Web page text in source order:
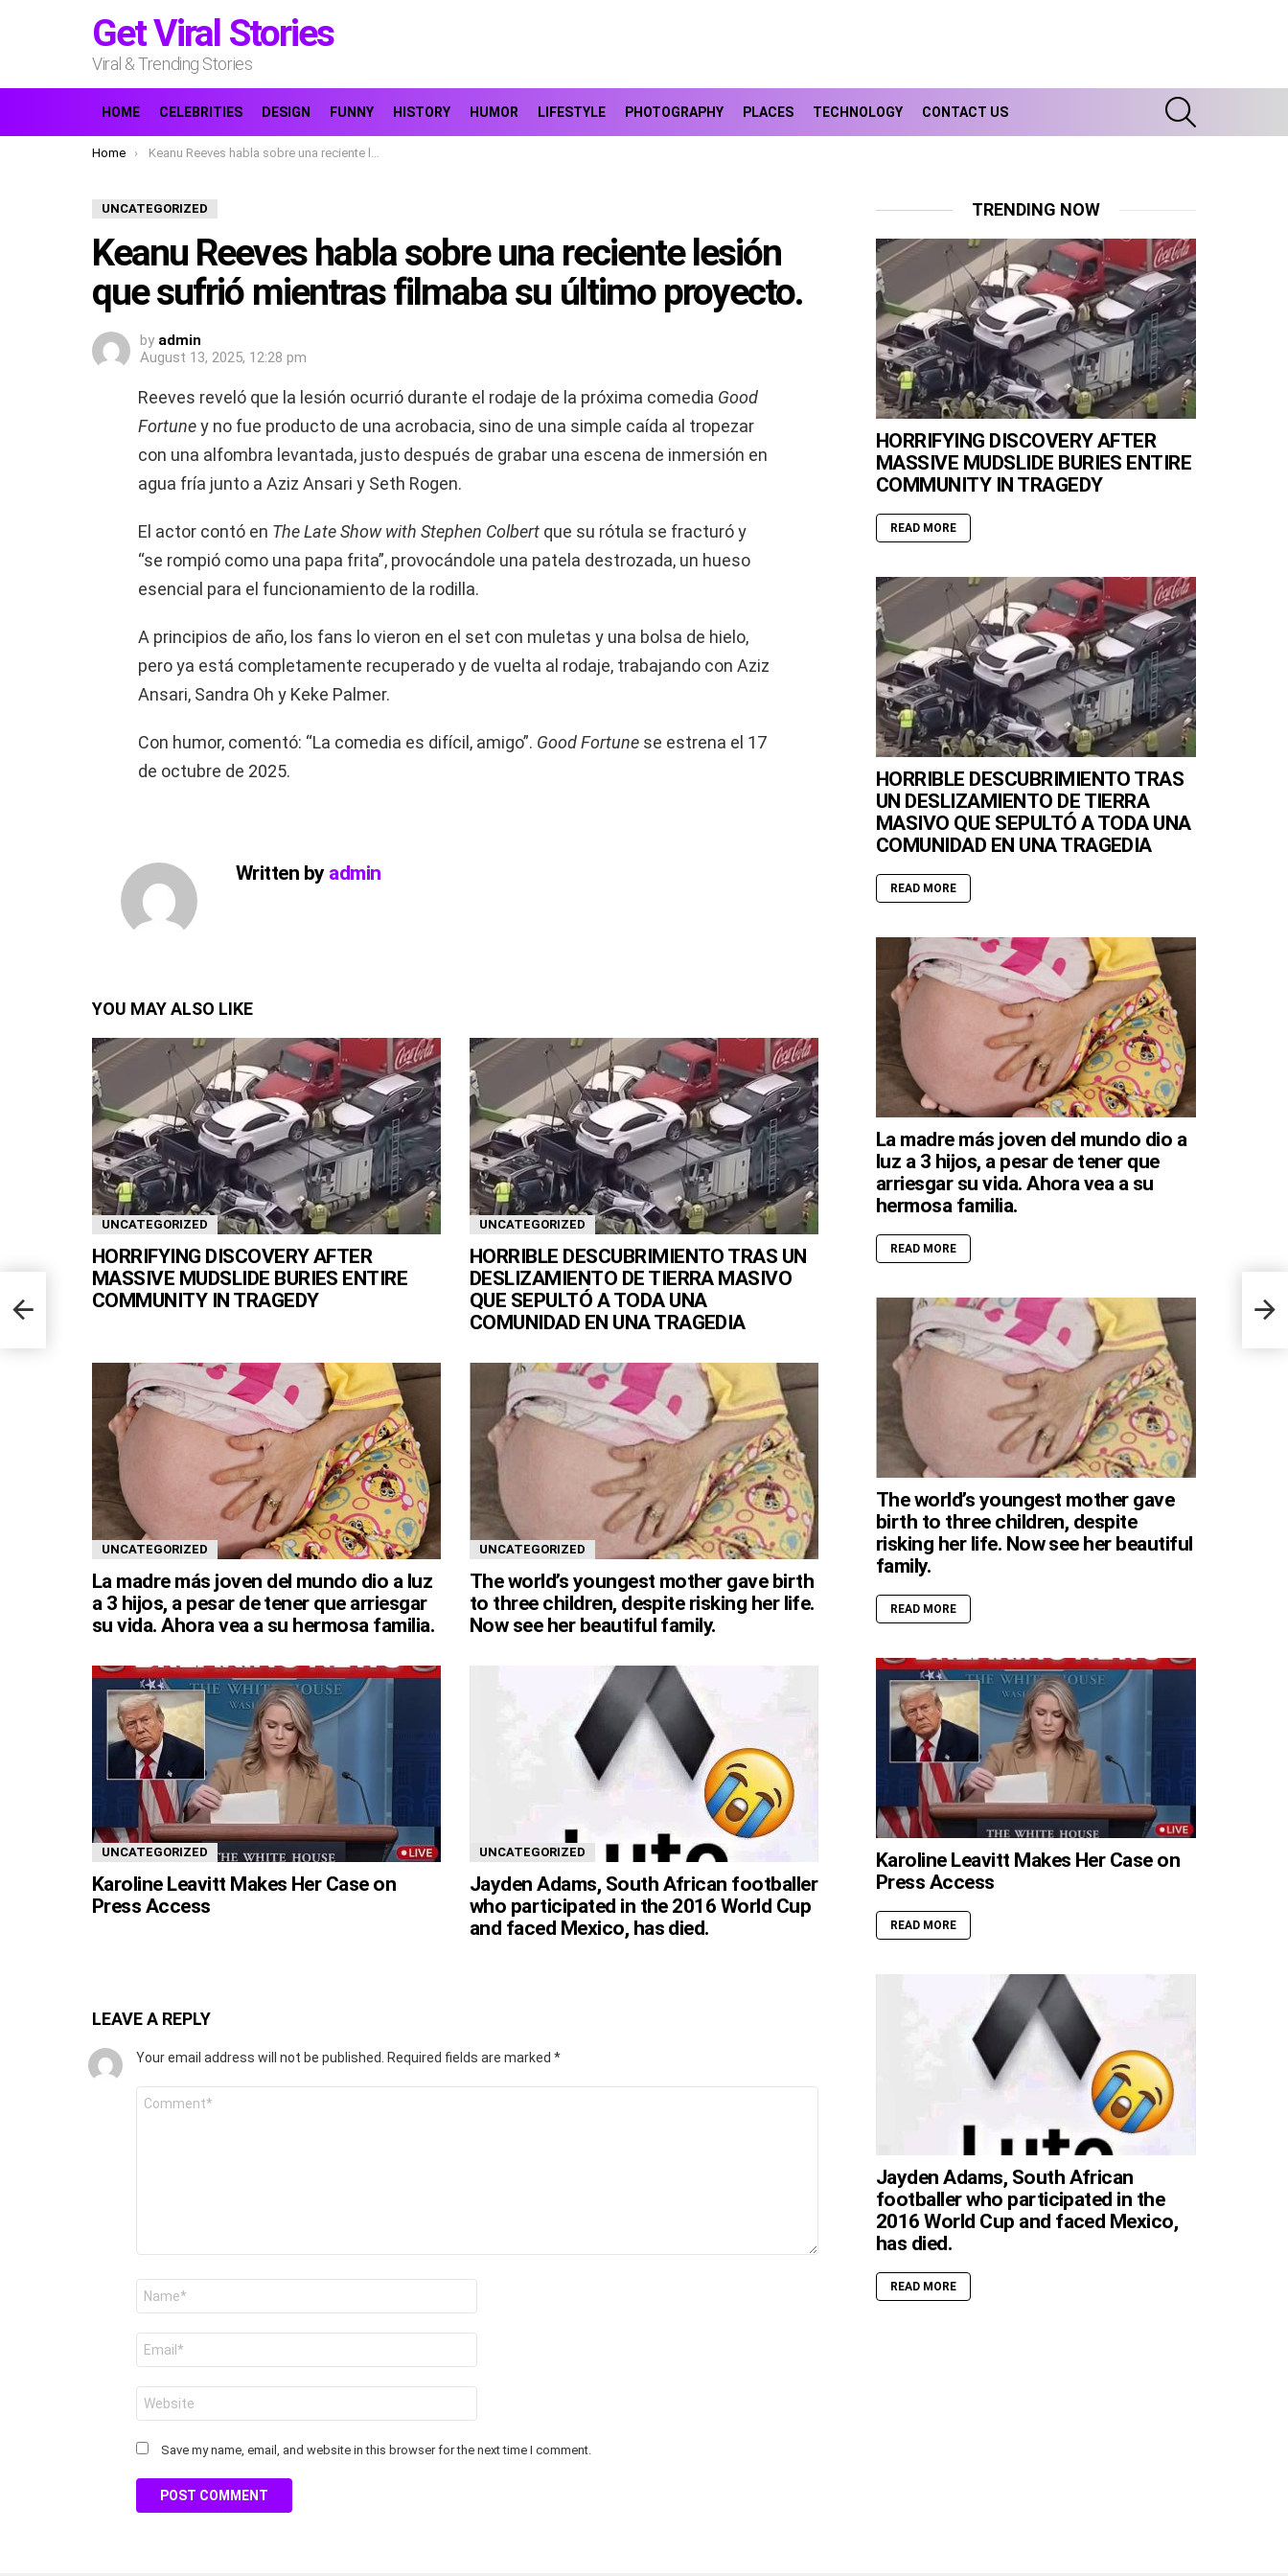
Get Viral Stories
Viral & Trending Stories
HOME CELEBRITIES DESIGN FUNNY HISTORY HUMOR LIFESTYLE PHOTOGRAPHY PLACES TECHNOLOGY CONTACT US
You are here:
Home Keanu Reeves habla sobre una reciente lesión que sufrió mientras filmaba su último proyecto.
UNCATEGORIZED
Keanu Reeves habla sobre una reciente lesión
que sufrió mientras filmaba su último proyecto.
by admin
August 13, 2025, 12:28 pm
Reeves reveló que la lesión ocurrió durante el rodaje de la próxima comedia Good
Fortuney no fue producto de una acrobacia, sino de una simple caída al tropezar
con una alfombra levantada, justo después de grabar una escena de inmersión en
agua fría junto a Aziz Ansari y Seth Rogen.
El actor contó en The Late Show with Stephen Colbert que su rótula se fracturó y
“se rompió como una papa frita”, provocándole una patela destrozada, un hueso
esencial para el funcionamiento de la rodilla.
A principios de año, los fans lo vieron en el set con muletas y una bolsa de hielo,
pero ya está completamente recuperado y de vuelta al rodaje, trabajando con Aziz
Ansari, Sandra Oh y Keke Palmer.
Con humor, comentó: “La comedia es difícil, amigo”. Good Fortune se estrena el 17
de octubre de 2025.
Written by admin
YOU MAY ALSO LIKE
UNCATEGORIZED
HORRIFYING DISCOVERY AFTER
MASSIVE MUDSLIDE BURIES ENTIRE
COMMUNITY IN TRAGEDY
UNCATEGORIZED
HORRIBLE DESCUBRIMIENTO TRAS UN
DESLIZAMIENTO DE TIERRA MASIVO
QUE SEPULTÓ A TODA UNA
COMUNIDAD EN UNA TRAGEDIA
UNCATEGORIZED
La madre más joven del mundo dio a luz
a 3 hijos, a pesar de tener que arriesgar
su vida. Ahora vea a su hermosa familia.
UNCATEGORIZED
The world’s youngest mother gave birth
to three children, despite risking her life.
Now see her beautiful family.
UNCATEGORIZED
Karoline Leavitt Makes Her Case on
Press Access
UNCATEGORIZED
Jayden Adams, South African footballer
who participated in the 2016 World Cup
and faced Mexico, has died.
LEAVE A REPLY
Your email address will not be published. Required fields are marked *
Save my name, email, and website in this browser for the next time I comment.
TRENDING NOW
HORRIFYING DISCOVERY AFTER
MASSIVE MUDSLIDE BURIES ENTIRE
COMMUNITY IN TRAGEDY
READ MORE
HORRIBLE DESCUBRIMIENTO TRAS
UN DESLIZAMIENTO DE TIERRA
MASIVO QUE SEPULTÓ A TODA UNA
COMUNIDAD EN UNA TRAGEDIA
READ MORE
La madre más joven del mundo dio a
luz a 3 hijos, a pesar de tener que
arriesgar su vida. Ahora vea a su
hermosa familia.
READ MORE
The world’s youngest mother gave
birth to three children, despite
risking her life. Now see her beautiful
family.
READ MORE
Karoline Leavitt Makes Her Case on
Press Access
READ MORE
Jayden Adams, South African
footballer who participated in the
2016 World Cup and faced Mexico,
has died.
READ MORE